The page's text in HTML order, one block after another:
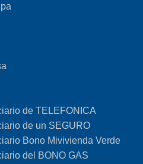
de TELEFONICA
de un SEGURO
Bono Mivivienda Verde
del BONO GAS